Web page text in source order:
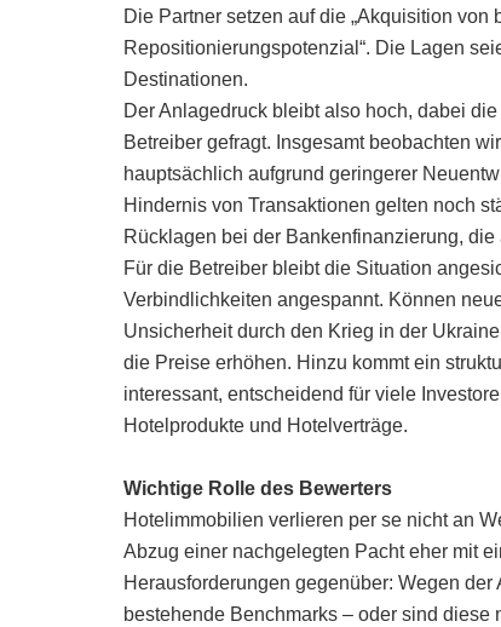
Die Partner setzen auf die „Akquisition
Repositionierungspotenzial“. Die Lagen
Destinationen.
Der Anlagedruck bleibt also hoch, dabei
Betreiber gefragt. Insgesamt beobachten
hauptsächlich aufgrund geringerer
Hindernis von Transaktionen gelten noch
Rücklagen bei der Bankenfinanzierung,
Für die Betreiber bleibt die Situation
Verbindlichkeiten angespannt. Können
Unsicherheit durch den Krieg in der
die Preise erhöhen. Hinzu kommt ein
interessant, entscheidend für viele
Hotelprodukte und Hotelverträge.
Wichtige Rolle des Bewerters
Hotelimmobilien verlieren per se nicht an
Abzug einer nachgelegten Pacht eher mit
Herausforderungen gegenüber: Wegen
bestehende Benchmarks – oder sind